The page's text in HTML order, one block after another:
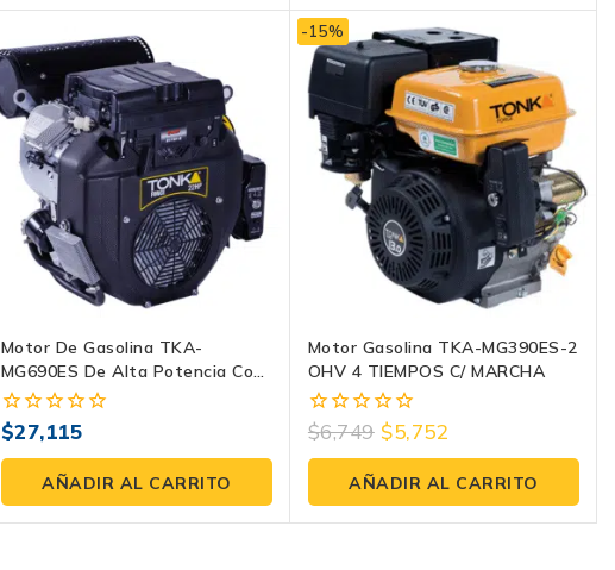
Motor De Gasolina TKA-
MG690ES De Alta Potencia Con
22HP Y Arranque Eléctrico –
Ideal Para Equipos Industriales
0
fuera
5
$27,115
AÑADIR AL CARRITO
-15%
Motor Gasolina TKA-MG390ES-2
OHV 4 TIEMPOS C/ MARCHA
0
fuera
5
$6,749 $5,752
AÑADIR AL CARRITO